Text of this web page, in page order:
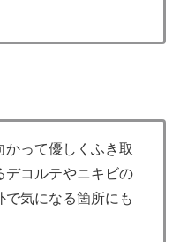
って優しくふき取
デコルテやニキビの
気になる箇所にも